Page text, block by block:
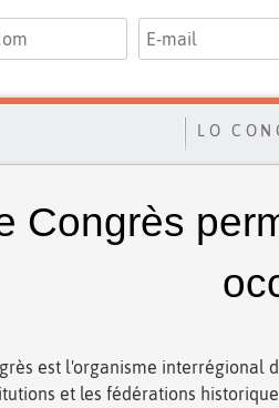
LO
Congrès
est l'organisme interrégional
et les fédérations